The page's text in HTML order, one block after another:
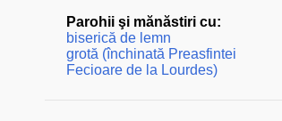
Parohii şi mănăstiri cu:
biserică de lemn
grotă (închinată Preasfintei
Fecioare de la Lourdes)